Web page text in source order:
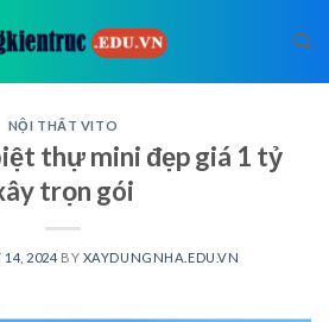
NỘI THẤT VITO
thự mini đẹp giá 1 tỷ
trọn gói
14, 2024 BY XAYDUNGNHA.EDU.VN